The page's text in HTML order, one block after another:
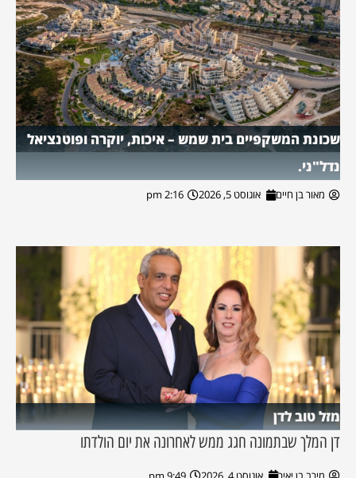
שכונת המשקפיים בית שמש – איכות, יוקרה ופוטנציאל
נדל"ני.
מאור בן חיים אוגוסט 5, 2026 2:16 pm
מזל טוב לדן
דן המלך שבתמונה חגג ממש לאחרונה את יום הולדתו